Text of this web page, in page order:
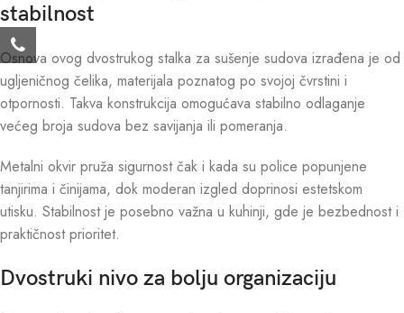
stabilnost
Osnova ovog dvostrukog stalka za sušenje sudova izrađena je od
ugljeničnog čelika, materijala poznatog po svojoj čvrstini i
otpornosti. Takva konstrukcija omogućava stabilno odlaganje
većeg broja sudova bez savijanja ili pomeranja.
Metalni okvir pruža sigurnost čak i kada su police popunjene
tanjirima i činijama, dok moderan izgled doprinosi estetskom
utisku. Stabilnost je posebno važna u kuhinji, gde je bezbednost i
praktičnost prioritet.
Dvostruki nivo za bolju organizaciju